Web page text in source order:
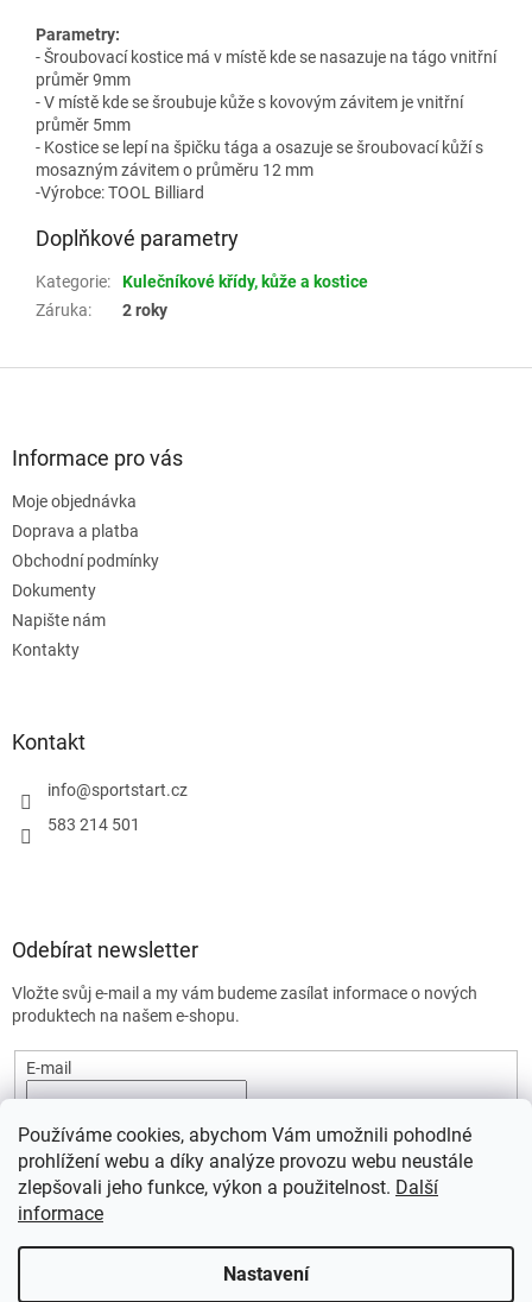
Používáme cookies, abychom Vám umožnili pohodlné
prohlížení webu a díky analýze provozu webu neustále
zlepšovali jeho funkce, výkon a použitelnost. Další
informace
Nastavení
Parametry:
- Šroubovací kostice má v místě kde se nasazuje na tágo vnitřní
průměr 9mm
- V místě kde se šroubuje kůže s kovovým závitem je vnitřní
průměr 5mm
- Kostice se lepí na špičku tága a osazuje se šroubovací kůží s
mosazným závitem o průměru 12 mm
-Výrobce: TOOL Billiard
Doplňkové parametry
Kategorie:
Kulečníkové křídy, kůže a kostice
Záruka: 2 roky
Informace pro vás
Moje objednávka
Doprava a platba
Obchodní podmínky
Dokumenty
Napište nám
Kontakty
Kontakt
info@sportstart.cz
583 214 501
Odebírat newsletter
Vložte svůj e-mail a my vám budeme zasílat informace o nových
produktech na našem e-shopu.
E-mail
údajů.
PŘIHLÁSIT SE
Vytvořil Shoptet